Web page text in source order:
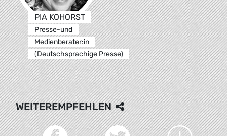
PIA KOHORST
Presse-und
Medienberater:in
(Deutschsprachige Presse)
WEITEREMPFEHLEN